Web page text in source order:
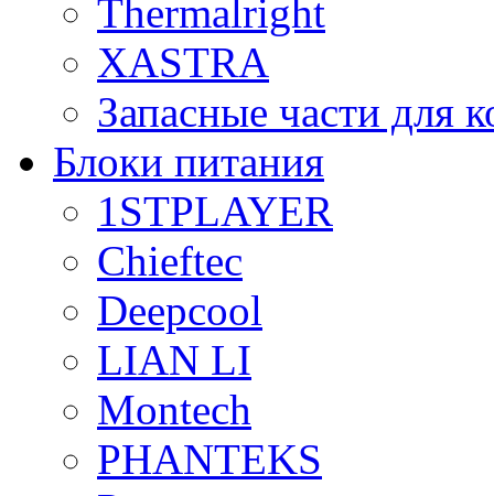
Thermalright
XASTRA
Запасные части для
Блоки питания
1STPLAYER
Chieftec
Deepcool
LIAN LI
Montech
PHANTEKS